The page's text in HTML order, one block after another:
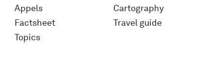
Appels
Factsheet
Topics
Cartography
Travel guide